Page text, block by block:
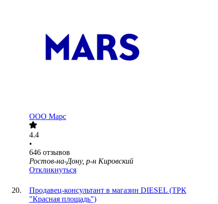
ООО Марс
4.4
•
646 отзывов
Ростов-на-Дону, р-н Кировский
Откликнуться
Продавец-консультант в магазин DIESEL (ТРК
"Красная площадь")